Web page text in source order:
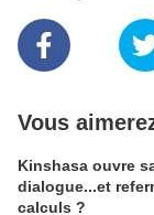
Vous
Kinshasa ouvre
dialogue...et
calculs ?